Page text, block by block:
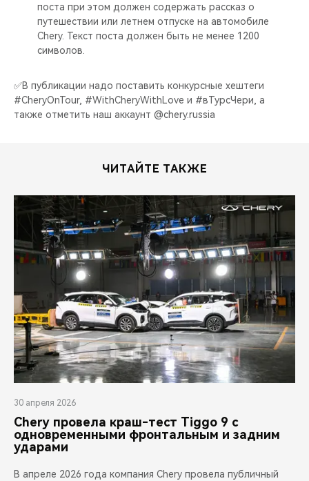
поста при этом должен содержать рассказ о
путешествии или летнем отпуске на автомобиле
Chery. Текст поста должен быть не менее 1200
символов.⠀
✅В публикации надо поставить конкурсные хештеги
#CheryOnTour, #WithCheryWithLove и #вТурсЧери, а
также отметить наш аккаунт @chery.russia
ЧИТАЙТЕ ТАКЖЕ
30 апреля 2026
Chery провела краш-тест Tiggo 9 с
одновременными фронтальным и задним
ударами
В апреле 2026 года компания Chery провела публичный